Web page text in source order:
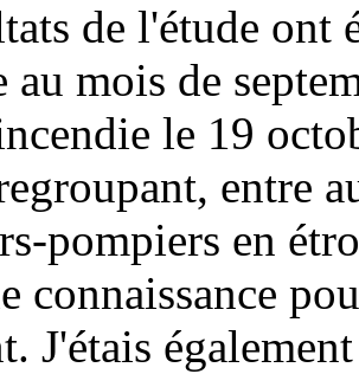
de l'étude ont
mois de
le 19
entre
pompiers en
connaissance
J'étais